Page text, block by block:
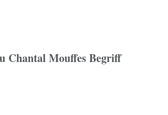
Chantal Mouffes Begriff